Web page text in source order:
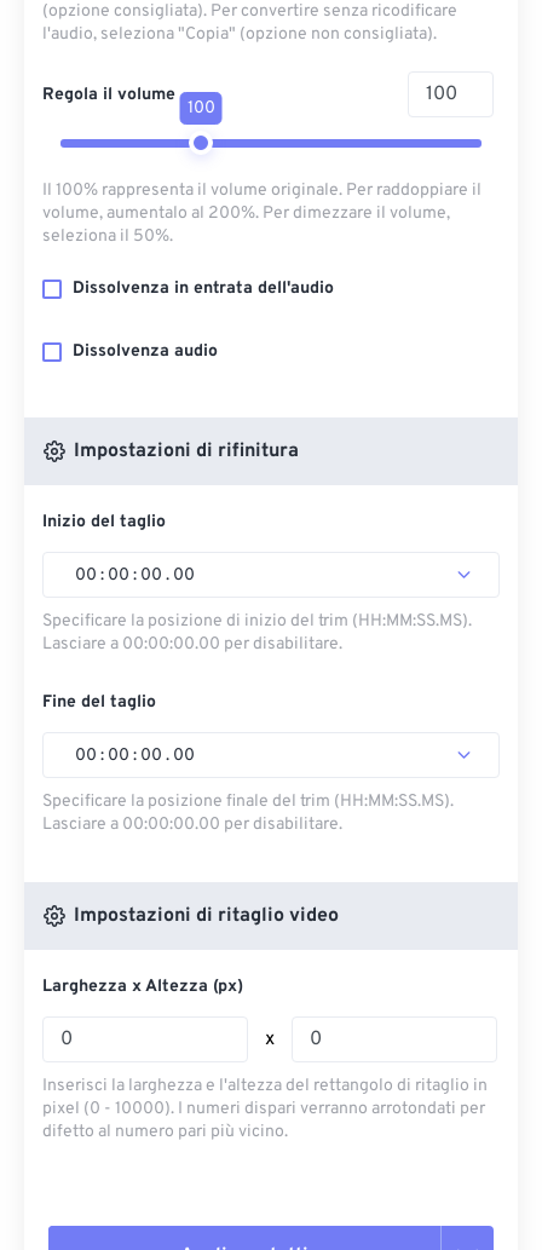
(opzione consigliata). Per convertire senza ricodificare
l'audio, seleziona "Copia" (opzione non consigliata).
Regola il volume
100
Il 100% rappresenta il volume originale. Per raddoppiare il
volume, aumentalo al 200%. Per dimezzare il volume,
seleziona il 50%.
Dissolvenza in entrata dell'audio
Dissolvenza audio
Impostazioni di rifinitura
Inizio del taglio
00 : 00 : 00 . 00
Specificare la posizione di inizio del trim (HH:MM:SS.MS).
Lasciare a 00:00:00.00 per disabilitare.
Fine del taglio
00 : 00 : 00 . 00
Specificare la posizione finale del trim (HH:MM:SS.MS).
Lasciare a 00:00:00.00 per disabilitare.
Impostazioni di ritaglio video
Larghezza x Altezza (px)
x
Inserisci la larghezza e l'altezza del rettangolo di ritaglio in
pixel (0 - 10000). I numeri dispari verranno arrotondati per
difetto al numero pari più vicino.